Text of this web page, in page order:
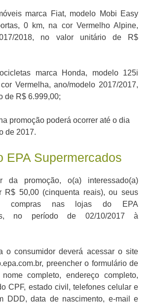
marca Fiat, modelo Mobi Easy
0 km, na cor Vermelho Alpine,
2018, no valor unitário de R$
marca Honda, modelo 125i
Vermelha, ano/modelo 2017/2017,
de R$ 6.999,00;
promoção poderá ocorrer até o dia
de 2017.
EPA Supermercados
da promoção, o(a) interessado(a)
R$ 50,00 (cinquenta reais), ou seus
compras nas lojas do EPA
no período de 02/10/2017 à
o consumidor deverá acessar o site
preencher o formulário de
completo, endereço completo,
CPF, estado civil, telefones celular e
DDD, data de nascimento, e-mail e